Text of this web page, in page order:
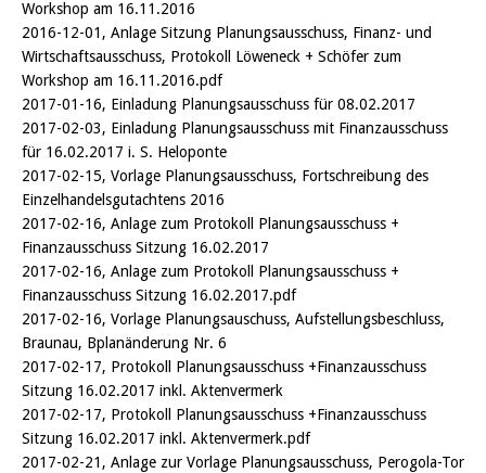
Workshop am 16.11.2016
2016-12-01, Anlage Sitzung Planungsausschuss, Finanz- und
Wirtschaftsausschuss, Protokoll Löweneck + Schöfer zum
Workshop am 16.11.2016.pdf
2017-01-16, Einladung Planungsausschuss für 08.02.2017
2017-02-03, Einladung Planungsausschuss mit Finanzausschuss
für 16.02.2017 i. S. Heloponte
2017-02-15, Vorlage Planungsausschuss, Fortschreibung des
Einzelhandelsgutachtens 2016
2017-02-16, Anlage zum Protokoll Planungsausschuss +
Finanzausschuss Sitzung 16.02.2017
2017-02-16, Anlage zum Protokoll Planungsausschuss +
Finanzausschuss Sitzung 16.02.2017.pdf
2017-02-16, Vorlage Planungsauschuss, Aufstellungsbeschluss,
Braunau, Bplanänderung Nr. 6
2017-02-17, Protokoll Planungsausschuss +Finanzausschuss
Sitzung 16.02.2017 inkl. Aktenvermerk
2017-02-17, Protokoll Planungsausschuss +Finanzausschuss
Sitzung 16.02.2017 inkl. Aktenvermerk.pdf
2017-02-21, Anlage zur Vorlage Planungsausschuss, Perogola-Tor